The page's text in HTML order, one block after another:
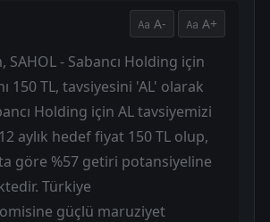
A- A+
SAHOL - Sabancı Holding için
150 TL, tavsiyesini 'AL' olarak
Holding için AL tavsiyemizi
aylık hedef fiyat 150 TL olup,
göre %57 getiri potansiyeline
Türkiye
güçlü maruziyet